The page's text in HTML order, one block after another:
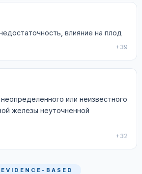
влияние на плод
+39
или неизвестного
железы неуточненной
+32
EVIDENCE-BASED